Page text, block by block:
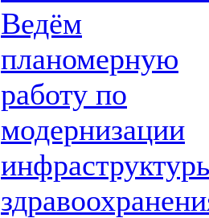
Ведём
планомерную
работу по
модернизации